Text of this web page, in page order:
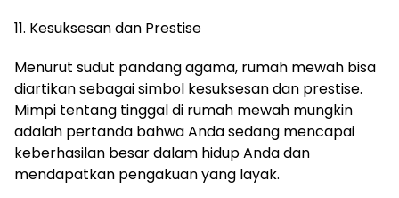
11. Kesuksesan dan Prestise
Menurut sudut pandang agama, rumah mewah bisa
diartikan sebagai simbol kesuksesan dan prestise.
Mimpi tentang tinggal di rumah mewah mungkin
adalah pertanda bahwa Anda sedang mencapai
keberhasilan besar dalam hidup Anda dan
mendapatkan pengakuan yang layak.